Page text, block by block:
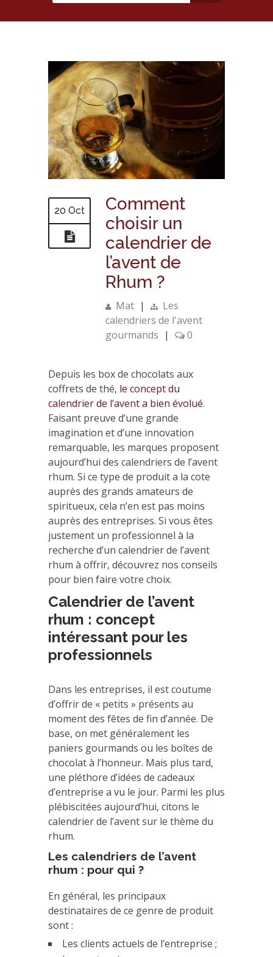
20 Oct
Comment
choisir un
calendrier de
l’avent de
Rhum ?
Mat |
Les
calendriers de l'avent
gourmands | 0
Depuis les box de chocolats aux
coffrets de thé, le concept du
calendrier de l’avent a bien évolué.
Faisant preuve d’une grande
imagination et d’une innovation
remarquable, les marques proposent
aujourd’hui des calendriers de l’avent
rhum. Si ce type de produit a la cote
auprès des grands amateurs de
spiritueux, cela n’en est pas moins
auprès des entreprises. Si vous êtes
justement un professionnel à la
recherche d’un calendrier de l’avent
rhum à offrir, découvrez nos conseils
pour bien faire votre choix.
Calendrier de l’avent
rhum : concept
intéressant pour les
professionnels
Dans les entreprises, il est coutume
d’offrir de « petits » présents au
moment des fêtes de fin d’année. De
base, on met généralement les
paniers gourmands ou les boîtes de
chocolat à l’honneur. Mais plus tard,
une pléthore d’idées de cadeaux
d’entreprise a vu le jour. Parmi les plus
plébiscitées aujourd’hui, citons le
calendrier de l’avent sur le thème du
rhum.
Les calendriers de l’avent
rhum : pour qui ?
En général, les principaux
destinataires de ce genre de produit
sont :
Les clients actuels de l’entreprise ;